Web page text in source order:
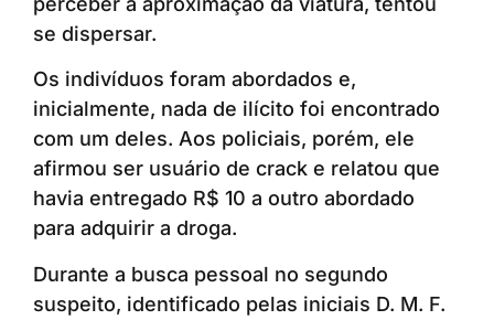
se dispersar.
Os indivíduos foram abordados e,
inicialmente, nada de ilícito foi encontrado
com um deles. Aos policiais, porém, ele
afirmou ser usuário de crack e relatou que
havia entregado R$ 10 a outro abordado
para adquirir a droga.
Durante a busca pessoal no segundo
suspeito, identificado pelas iniciais D. M. F.